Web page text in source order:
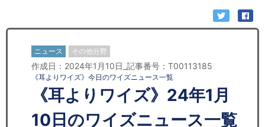
お問い合わせ
日本人にPR
コンサルティング
リサーチ
ニュース その他分野
作成日：2024年1月10日_記事番号：T00113185
《耳よりワイズ》今日のワイズニュース一覧
《耳よりワイズ》24年1月
10日のワイズニュース一覧